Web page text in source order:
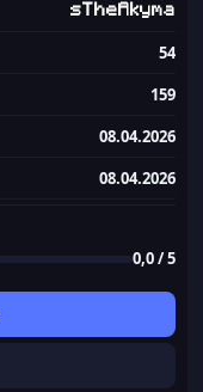
sTheAkyma
54
159
08.04.2026
08.04.2026
0,0 / 5